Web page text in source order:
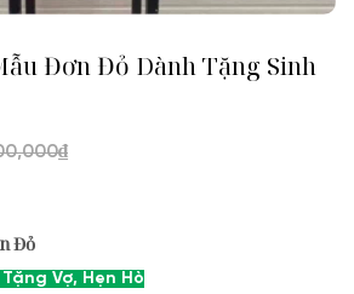
Đơn Đỏ Dành Tặng Sinh
₫
Đỏ
Vợ, Hẹn Hò